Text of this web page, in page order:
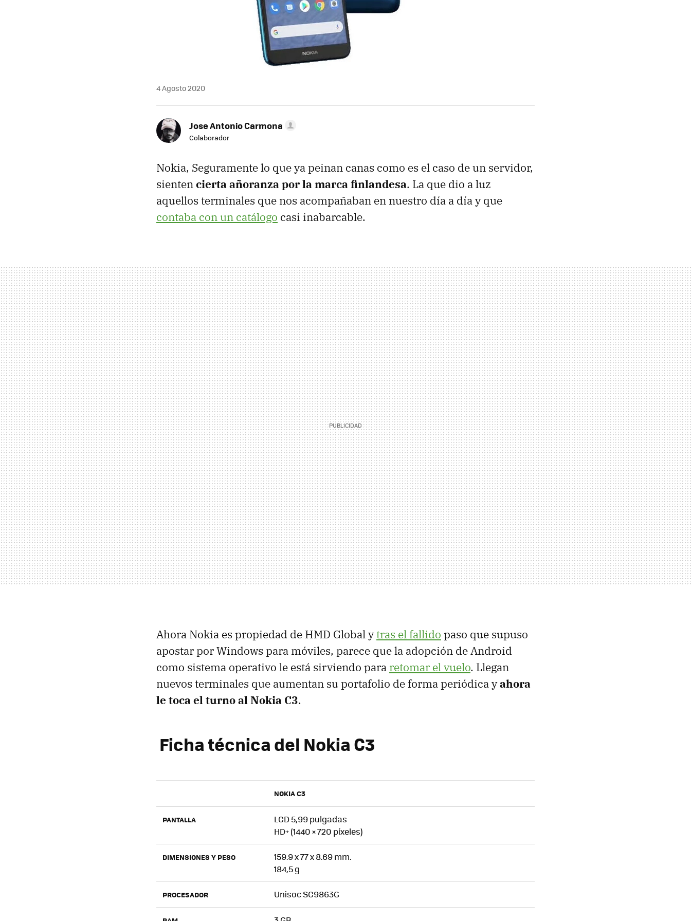
4 Agosto 2020
Jose Antonio Carmona
Colaborador
Nokia, Seguramente lo que ya peinan canas como es el caso de un servidor,
sientencierta añoranza por la marca finlandesa. La que dio a luz
aquellos terminales que nos acompañaban en nuestro día a día y que
contaba con un catálogo casi inabarcable.
Ahora Nokia es propiedad de HMD Global ytras el fallido paso que supuso
apostar por Windows para móviles, parece que la adopción de Android
como sistema operativo le está sirviendo para retomar el vuelo. Llegan
nuevos terminales que aumentan su portafolio de forma periódica yahora
le toca el turno al Nokia C3.
Ficha técnica del Nokia C3
NOKIA C3
PANTALLA
LCD 5,99 pulgadas
HD+ (1440 × 720 píxeles)
DIMENSIONES Y PESO
159.9 x 77 x 8.69 mm.
184,5 g
PROCESADOR Unisoc SC9863G